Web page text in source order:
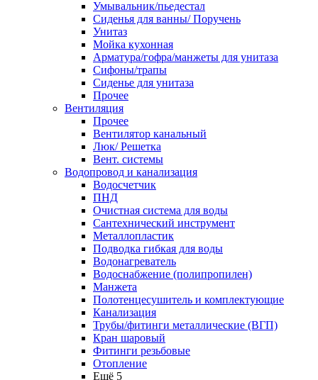
Умывальник/пьедестал
Сиденья для ванны/ Поручень
Унитаз
Мойка кухонная
Арматура/гофра/манжеты для унитаза
Сифоны/трапы
Сиденье для унитаза
Прочее
Вентиляция
Прочее
Вентилятор канальный
Люк/ Решетка
Вент. системы
Водопровод и канализация
Водосчетчик
ПНД
Очистная система для воды
Сантехнический инструмент
Металлопластик
Подводка гибкая для воды
Водонагреватель
Водоснабжение (полипропилен)
Манжета
Полотенцесушитель и комплектующие
Канализация
Трубы/фитинги металлические (ВГП)
Кран шаровый
Фитинги резьбовые
Отопление
Ещё 5